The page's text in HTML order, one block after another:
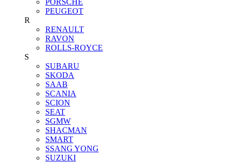
PEUGEOT
R
RENAULT
RAVON
ROLLS-ROYCE
S
SUBARU
SKODA
SAAB
SCANIA
SCION
SEAT
SGMW
SHACMAN
SMART
SSANG YONG
SUZUKI